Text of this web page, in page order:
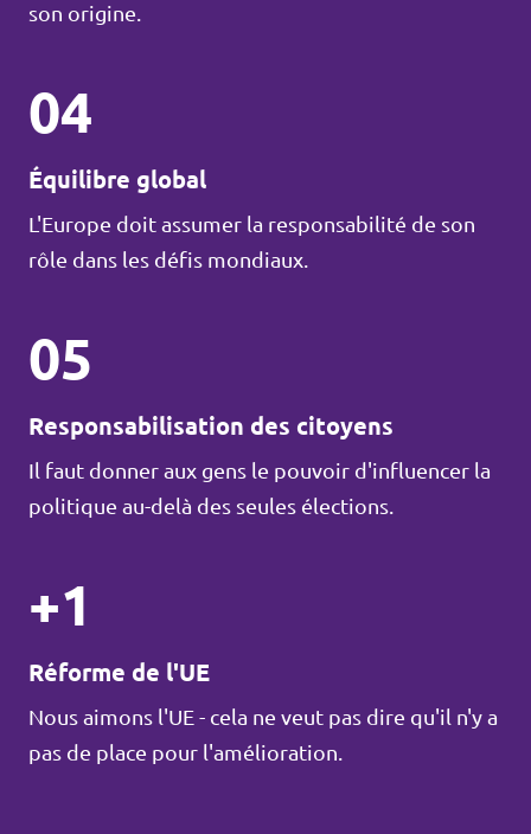
son origine.
04
Équilibre global
L'Europe doit assumer la responsabilité de son
rôle dans les défis mondiaux.
05
Responsabilisation des citoyens
Il faut donner aux gens le pouvoir d'influencer la
politique au-delà des seules élections.
+1
Réforme de l'UE
Nous aimons l'UE - cela ne veut pas dire qu'il n'y a
pas de place pour l'amélioration.